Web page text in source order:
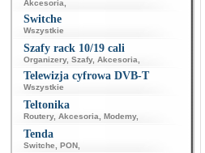
Akcesoria
Switche
Wszystkie
Szafy rack 10/19 cali
Organizery, Szafy, Akcesoria
Telewizja cyfrowa DVB-T
Wszystkie
Teltonika
Routery, Akcesoria Modemy,
Tenda
Switche PON